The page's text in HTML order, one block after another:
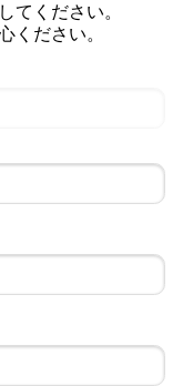
てください。
ください。